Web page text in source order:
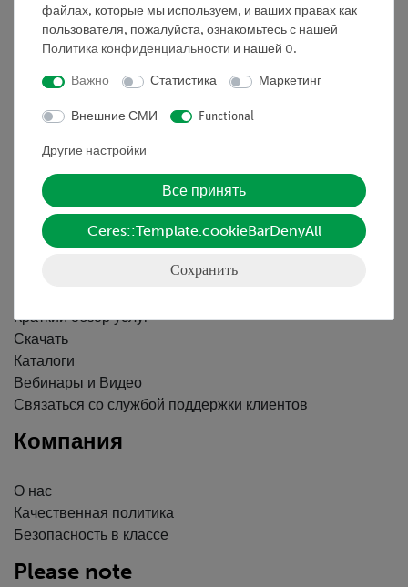
Nach oben
Информация
Условия сотрудничества
Декларация о конфиденциальности
Вводные данные
Обслуживание
Краткий обзор услуг
Скачать
Каталоги
Вебинары и Видео
Связаться со службой поддержки клиентов
Компания
О нас
Качественная политика
Безопасность в классе
Please note
файлах, которые мы используем, и ваших правах как
пользователя, пожалуйста, ознакомьтесь с нашей
Политика конфиденциальности и нашей 0.
Важно Статистика Маркетинг
Внешние СМИ Functional
Другие настройки
Все принять
Ceres::Template.cookieBarDenyAll
Сохранить